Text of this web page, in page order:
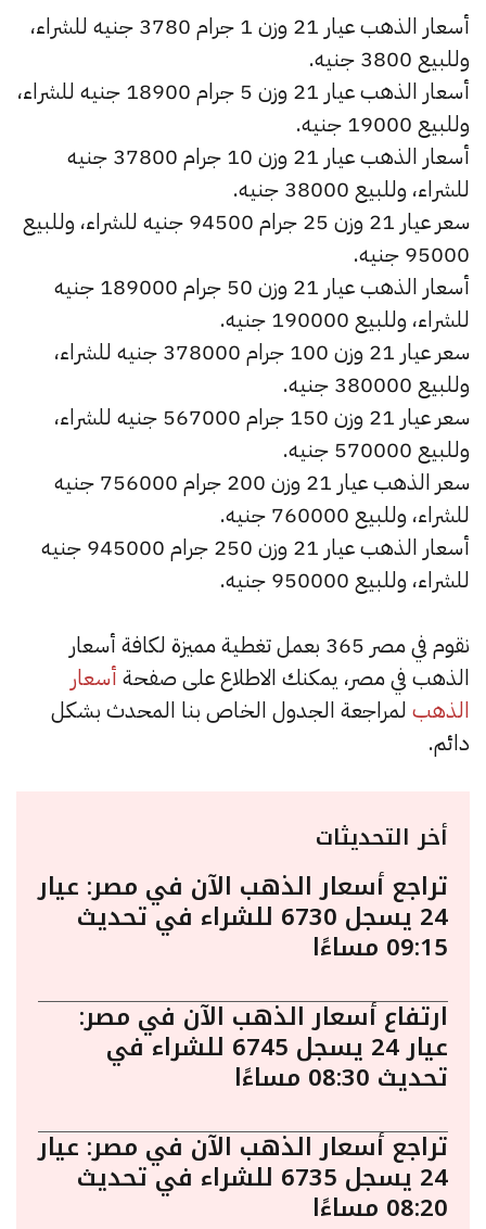
أسعار الذهب عيار 21 وزن 1 جرام 3780 جنيه للشراء،
وللبيع 3800 جنيه.
أسعار الذهب عيار 21 وزن 5 جرام 18900 جنيه للشراء،
وللبيع 19000 جنيه.
أسعار الذهب عيار 21 وزن 10 جرام 37800 جنيه
للشراء، وللبيع 38000 جنيه.
سعر عيار 21 وزن 25 جرام 94500 جنيه للشراء، وللبيع
95000 جنيه.
أسعار الذهب عيار 21 وزن 50 جرام 189000 جنيه
للشراء، وللبيع 190000 جنيه.
سعر عيار 21 وزن 100 جرام 378000 جنيه للشراء،
وللبيع 380000 جنيه.
سعر عيار 21 وزن 150 جرام 567000 جنيه للشراء،
وللبيع 570000 جنيه.
سعر الذهب عيار 21 وزن 200 جرام 756000 جنيه
للشراء، وللبيع 760000 جنيه.
أسعار الذهب عيار 21 وزن 250 جرام 945000 جنيه
للشراء، وللبيع 950000 جنيه.
نقوم في مصر 365 بعمل تغطية مميزة لكافة أسعار
الذهب في مصر، يمكنك الاطلاع على صفحة أسعار
الذهب لمراجعة الجدول الخاص بنا المحدث بشكل
دائم.
أخر التحديثات
تراجع أسعار الذهب الآن في مصر: عيار
24 يسجل 6730 للشراء في تحديث
09:15 مساءًا
ارتفاع أسعار الذهب الآن في مصر:
عيار 24 يسجل 6745 للشراء في
تحديث 08:30 مساءًا
تراجع أسعار الذهب الآن في مصر: عيار
24 يسجل 6735 للشراء في تحديث
08:20 مساءًا